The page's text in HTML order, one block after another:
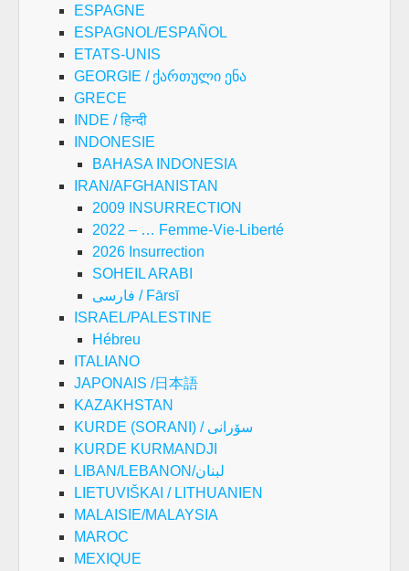
ESPAGNE
ESPAGNOL/ESPAÑOL
ETATS-UNIS
GEORGIE / ქართული ენა
GRECE
INDE / हिन्दी
INDONESIE
BAHASA INDONESIA
IRAN/AFGHANISTAN
2009 INSURRECTION
2022 – … Femme-Vie-Liberté
2026 Insurrection
SOHEIL ARABI
فارسی / Fārsī
ISRAEL/PALESTINE
Hébreu
ITALIANO
JAPONAIS /日本語
KAZAKHSTAN
KURDE (SORANI) / سۆرانی
KURDE KURMANDJI
LIBAN/LEBANON/لبنان
LIETUVIŠKAI / LITHUANIEN
MALAISIE/MALAYSIA
MAROC
MEXIQUE